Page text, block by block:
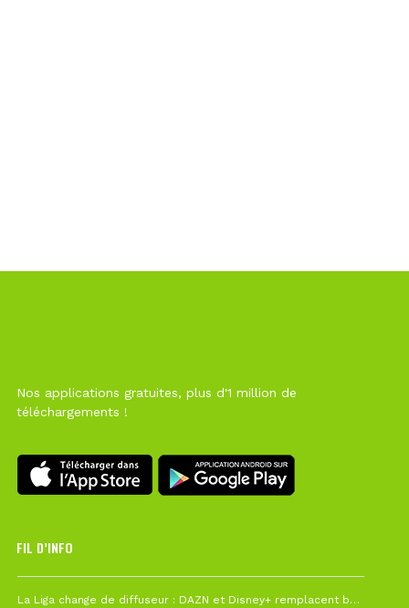
Nos applications gratuites, plus d'1 million de
téléchargements !
FIL D’INFO
La Liga change de diffuseur : DAZN et Disney+ remplacent beIN Sports !